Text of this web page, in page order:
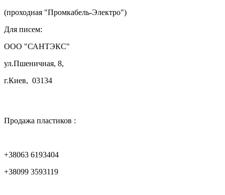
(проходная "Промкабель-Электро")
Для писем:
ООО "САНТЭКС"
ул.Пшеничная, 8,
г.Киев, 03134
Продажа пластиков :
+38063 6193404
+38099 3593119